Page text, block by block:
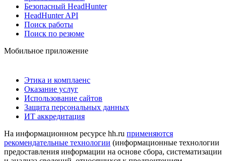
Безопасный HeadHunter
HeadHunter API
Поиск работы
Поиск по резюме
Мобильное приложение
Этика и комплаенс
Оказание услуг
Использование сайтов
Защита персональных данных
ИТ аккредитация
На информационном ресурсе hh.ru применяются
рекомендательные технологии (информационные технологии
предоставления информации на основе сбора, систематизации